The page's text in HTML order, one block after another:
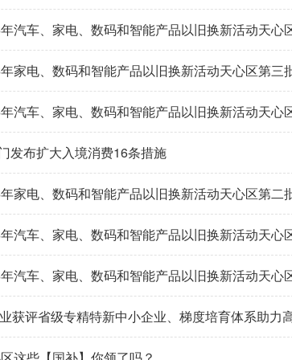
汽车、家电、数码和智能产品以旧换新活动天心
家电、数码和智能产品以旧换新活动天心区第三
汽车、家电、数码和智能产品以旧换新活动天心
发布扩大入境消费16条措施
家电、数码和智能产品以旧换新活动天心区第二
汽车、家电、数码和智能产品以旧换新活动天心
汽车、家电、数码和智能产品以旧换新活动天心
获评省级专精特新中小企业、梯度培育体系助力